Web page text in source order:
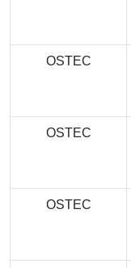
OSTEC
OSTEC
OSTEC